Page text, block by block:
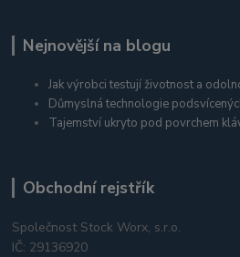
Nejnovější na blogu
Jak výrobci testují životnost a
Důmyslná technologie
Tajemství ukryto pod povrchem
Obchodní rejstřík
Společnost Stock Worx, s.r.o.
IČ: 29136920